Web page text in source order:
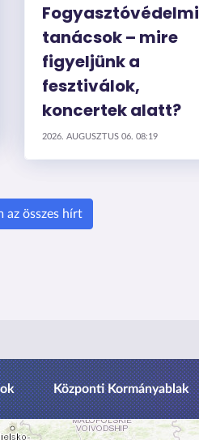
Fogyasztóvédelmi
tanácsok – mire
figyeljünk a
fesztiválok,
koncertek alatt?
2026. AUGUSZTUS 06. 08:19
az összes hírt
U
g
r
á
Központi Kormányablak